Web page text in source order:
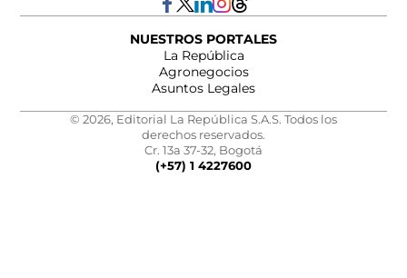
NUESTROS PORTALES
La República
Agronegocios
Asuntos Legales
© 2026, Editorial La República S.A.S. Todos los
derechos reservados.
Cr. 13a 37-32, Bogotá
(+57) 1 4227600